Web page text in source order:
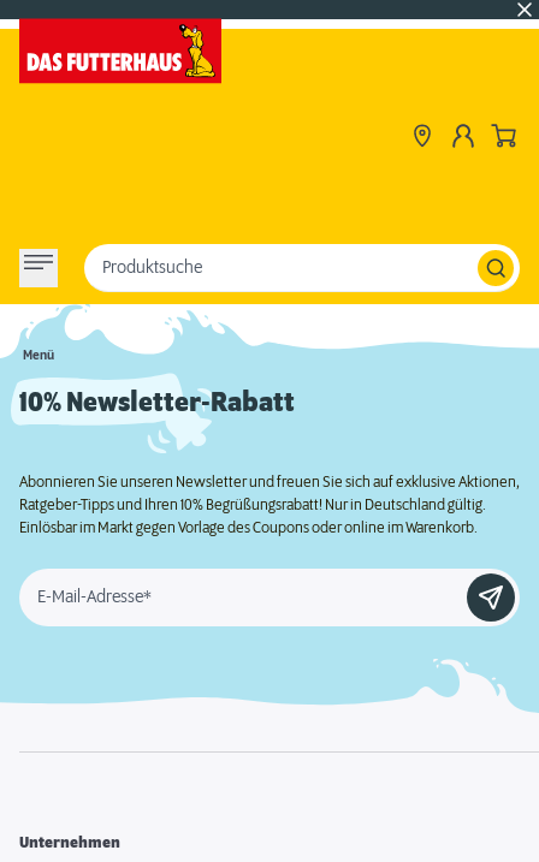
Menü
Produktsuche
10% Newsletter-Rabatt
Abonnieren Sie unseren Newsletter und freuen Sie sich auf exklusive Aktionen,
Ratgeber-Tipps und Ihren 10% Begrüßungsrabatt! Nur in Deutschland gültig.
Einlösbar im Markt gegen Vorlage des Coupons oder online im Warenkorb.
E-Mail-Adresse*
Unternehmen